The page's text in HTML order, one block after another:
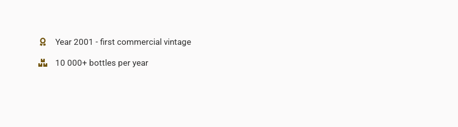
Year 2001 - first commercial vintage
10 000+ bottles per year